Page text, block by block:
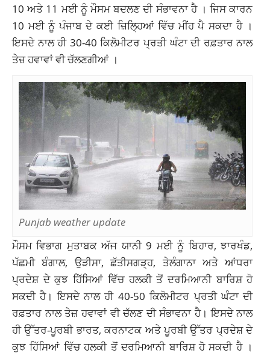
10 ਅਤੇ 11 ਮਈ ਨੂੰ ਮੌਸਮ ਬਦਲਣ ਦੀ ਸੰਭਾਵਨਾ ਹੈ । ਜਿਸ ਕਾਰਨ
10 ਮਈ ਨੂੰ ਪੰਜਾਬ ਦੇ ਕਈ ਜ਼ਿਲ੍ਹਿਆਂ ਵਿੱਚ ਮੀਂਹ ਪੈ ਸਕਦਾ ਹੈ ।
ਇਸਦੇ ਨਾਲ ਹੀ 30-40 ਕਿਲੋਮੀਟਰ ਪ੍ਰਤੀ ਘੰਟਾ ਦੀ ਰਫ਼ਤਾਰ ਨਾਲ
ਤੇਜ਼ ਹਵਾਵਾਂ ਵੀ ਚੱਲਣਗੀਆਂ ।
Punjab weather update
ਮੌਸਮ ਵਿਭਾਗ ਮੁਤਾਬਕ ਅੱਜ ਯਾਨੀ 9 ਮਈ ਨੂੰ ਬਿਹਾਰ, ਝਾਰਖੰਡ,
ਪੱਛਮੀ ਬੰਗਾਲ, ਉੜੀਸਾ, ਛੱਤੀਸਗੜ੍ਹ, ਤੇਲੰਗਾਨਾ ਅਤੇ ਆਂਧਰਾ
ਪ੍ਰਦੇਸ਼ ਦੇ ਕੁਝ ਹਿੱਸਿਆਂ ਵਿੱਚ ਹਲਕੀ ਤੋਂ ਦਰਮਿਆਨੀ ਬਾਰਿਸ਼ ਹੋ
ਸਕਦੀ ਹੈ। ਇਸਦੇ ਨਾਲ ਹੀ 40-50 ਕਿਲੋਮੀਟਰ ਪ੍ਰਤੀ ਘੰਟਾ ਦੀ
ਰਫ਼ਤਾਰ ਨਾਲ ਤੇਜ਼ ਹਵਾਵਾਂ ਵੀ ਚੱਲਣ ਦੀ ਸੰਭਾਵਨਾ ਹੈ। ਇਸਦੇ ਨਾਲ
ਹੀ ਉੱਤਰ-ਪੂਰਬੀ ਭਾਰਤ, ਕਰਨਾਟਕ ਅਤੇ ਪੂਰਬੀ ਉੱਤਰ ਪ੍ਰਦੇਸ਼ ਦੇ
ਕੁਝ ਹਿੱਸਿਆਂ ਵਿੱਚ ਹਲਕੀ ਤੋਂ ਦਰਮਿਆਨੀ ਬਾਰਿਸ਼ ਹੋ ਸਕਦੀ ਹੈ ।